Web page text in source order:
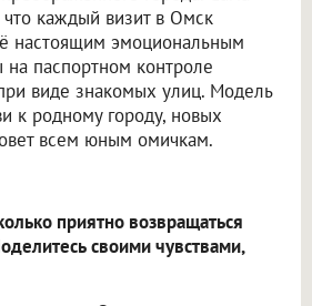
что каждый визит в Омск
настоящим эмоциональным
паспортном контроле
виде знакомых улиц. Модель
к родному городу, новых
всем юным омичкам.
приятно возвращаться
своими чувствами,